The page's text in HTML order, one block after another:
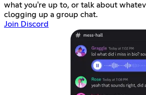
what you're up to, or talk about
clogging up a group chat.
Join Discord